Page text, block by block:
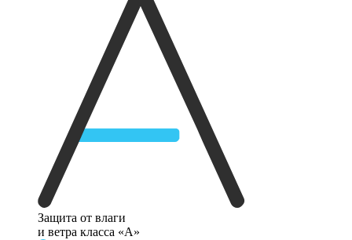
Защита от влаги
и ветра класса «А»